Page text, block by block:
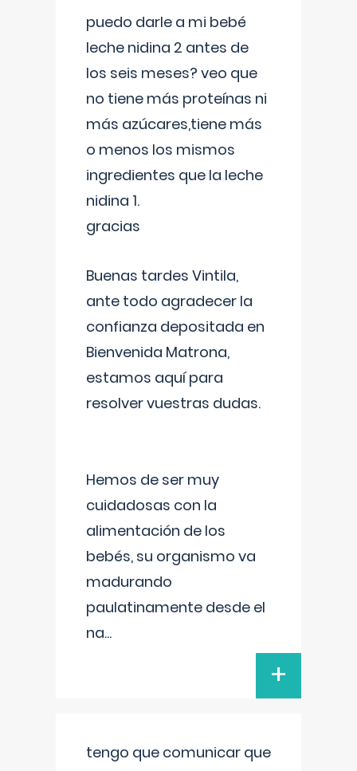
puedo darle a mi bebé
leche nidina 2 antes de
los seis meses? veo que
no tiene más proteínas ni
más azúcares,tiene más
o menos los mismos
ingredientes que la leche
nidina 1.
gracias
Buenas tardes Vintila,
ante todo agradecer la
confianza depositada en
Bienvenida Matrona,
estamos aquí para
resolver vuestras dudas.
Hemos de ser muy
cuidadosas con la
alimentación de los
bebés, su organismo va
madurando
paulatinamente desde el
na...
+
tengo que comunicar que